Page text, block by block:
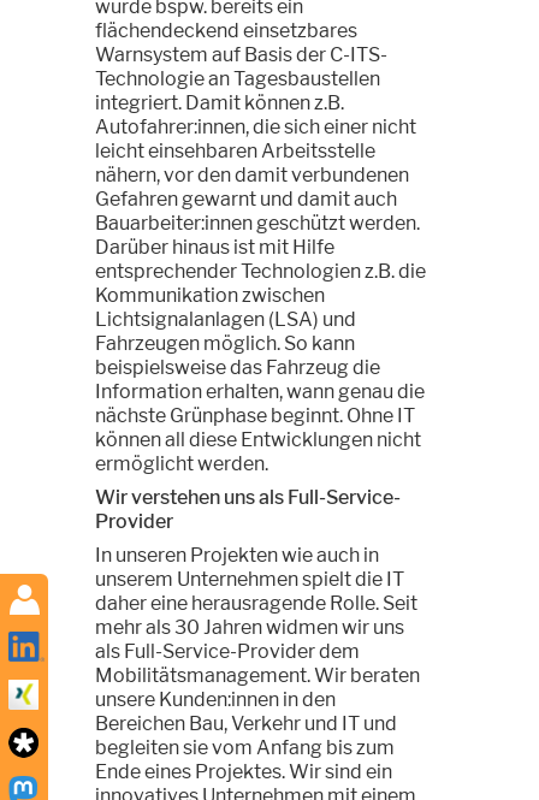
wurde bspw. bereits ein
flächendeckend einsetzbares
Warnsystem auf Basis der C-ITS-
Technologie an Tagesbaustellen
integriert. Damit können z.B.
Autofahrer:innen, die sich einer nicht
leicht einsehbaren Arbeitsstelle
nähern, vor den damit verbundenen
Gefahren gewarnt und damit auch
Bauarbeiter:innen geschützt werden.
Darüber hinaus ist mit Hilfe
entsprechender Technologien z.B. die
Kommunikation zwischen
Lichtsignalanlagen (LSA) und
Fahrzeugen möglich. So kann
beispielsweise das Fahrzeug die
Information erhalten, wann genau die
nächste Grünphase beginnt. Ohne IT
können all diese Entwicklungen nicht
ermöglicht werden.
Wir verstehen uns als Full-Service-
Provider
In unseren Projekten wie auch in
unserem Unternehmen spielt die IT
daher eine herausragende Rolle. Seit
mehr als 30 Jahren widmen wir uns
als Full-Service-Provider dem
Mobilitätsmanagement. Wir beraten
unsere Kunden:innen in den
Bereichen Bau, Verkehr und IT und
begleiten sie vom Anfang bis zum
Ende eines Projektes. Wir sind ein